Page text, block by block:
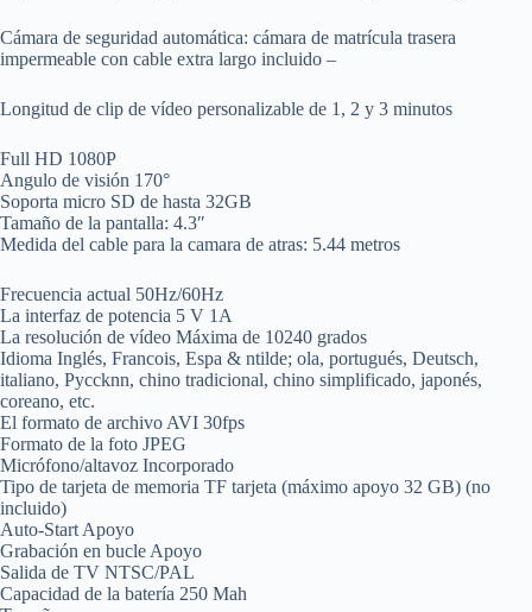
Cámara de seguridad automática: cámara de matrícula trasera
impermeable con cable extra largo incluido –
Longitud de clip de vídeo personalizable de 1, 2 y 3 minutos
Full HD 1080P
Angulo de visión 170°
Soporta micro SD de hasta 32GB
Tamaño de la pantalla: 4.3″
Medida del cable para la camara de atras: 5.44 metros
Frecuencia actual 50Hz/60Hz
La interfaz de potencia 5 V 1A
La resolución de vídeo Máxima de 10240 grados
Idioma Inglés, Francois, Espa & ntilde; ola, portugués, Deutsch,
italiano, Pyccknn, chino tradicional, chino simplificado, japonés,
coreano, etc.
El formato de archivo AVI 30fps
Formato de la foto JPEG
Micrófono/altavoz Incorporado
Tipo de tarjeta de memoria TF tarjeta (máximo apoyo 32 GB) (no
incluido)
Auto-Start Apoyo
Grabación en bucle Apoyo
Salida de TV NTSC/PAL
Capacidad de la batería 250 Mah